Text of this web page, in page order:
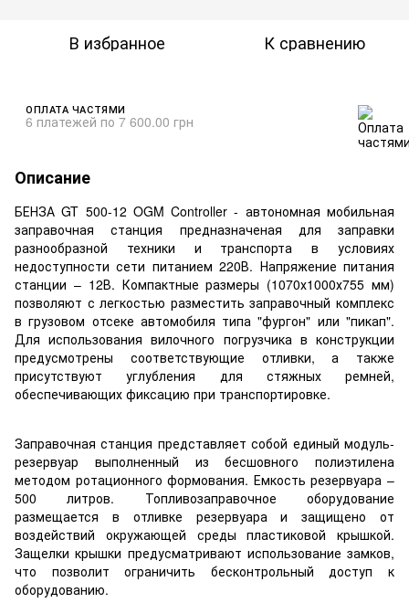
В избранное К сравнению
ОПЛАТА ЧАСТЯМИ
6 платежей по 7 600.00 грн
Описание
БЕНЗА GT 500-12 OGM Controller - автономная мобильная
заправочная станция предназначеная для заправки
разнообразной техники и транспорта в условиях
недоступности сети питанием 220В. Напряжение питания
станции – 12В. Компактные размеры (1070х1000х755 мм)
позволяют с легкостью разместить заправочный комплекс
в грузовом отсеке автомобиля типа "фургон" или "пикап".
Для использования вилочного погрузчика в конструкции
предусмотрены соответствующие отливки, а также
присутствуют углубления для стяжных ремней,
обеспечивающих фиксацию при транспортировке.
Заправочная станция представляет собой единый модуль-
резервуар выполненный из бесшовного полиэтилена
методом ротационного формования. Емкость резервуара –
500 литров. Топливозаправочное оборудование
размещается в отливке резервуара и защищено от
воздействий окружающей среды пластиковой крышкой.
Защелки крышки предусматривают использование замков,
что позволит ограничить бесконтрольный доступ к
оборудованию.